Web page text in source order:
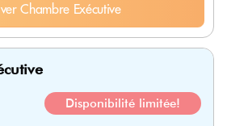
Chambre Exécutive
Disponibilité limitée!